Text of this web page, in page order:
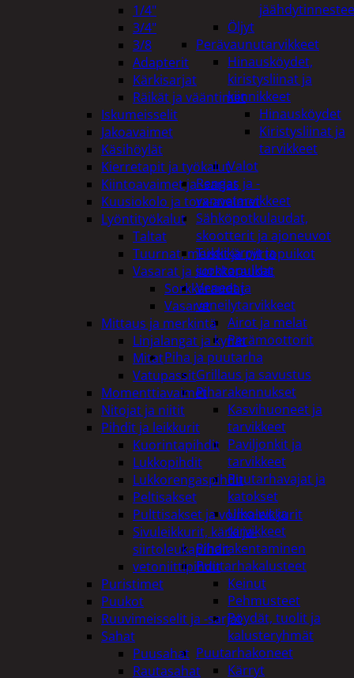
Öljyt
Perävaunutarvikkeet
Hinausköydet,
kiristysliinat ja
kiinnikkeet
Hinausköydet
Kiristysliinat ja
tarvikkeet
Valot
Rengas ja -
vannetarvikkeet
Sähköpotkulaudat,
skootterit ja ajoneuvot
Tukkikärryt ja
juontopulkat
Veneet ja
veneilytarvikkeet
Airot ja melat
Perämoottorit
Piha ja puutarha
Grillaus ja savustus
Piharakennukset
Kasvihuoneet ja
tarvikkeet
Paviljonkit ja
tarvikkeet
Puutarhavajat ja
katokset
Ulko-wc ja
tarvikkeet
Piharakentaminen
Puutarhakalusteet
Keinut
Pehmusteet
Pöydät, tuolit ja
kalusteryhmät
Puutarhakoneet
Kärryt
1/4"
3/4"
3/8
Adapterit
Kärkisarjat
Räikät ja vääntimet
Iskumeisselit
Jakoavaimet
Käsihöylät
Kierretapit ja työkalut
Kiintoavaimet ja -sarjat
Kuusiokolo ja torx-avaimet
Lyöntityökalut
Taltat
Tuurnat, meistit ja piirtopuikot
Vasarat ja sorkkaraudat
Sorkkaraudat
Vasarat
Mittaus ja merkintä
Linjalangat ja kynät
Mitat
Vatupassit
Momenttiavaimet
Nitojat ja niitit
Pihdit ja leikkurit
Kuorintapihdit
Lukkopihdit
Lukkorengaspihdit
Peltisakset
Pulttisakset ja voimaleikkurit
Sivuleikkurit, kärki ja-
siirtoleukapihdit
vetoniittipihdit
Puristimet
Puukot
Ruuvimeisselit ja -sarjat
Sahat
Puusahat
Rautasahat